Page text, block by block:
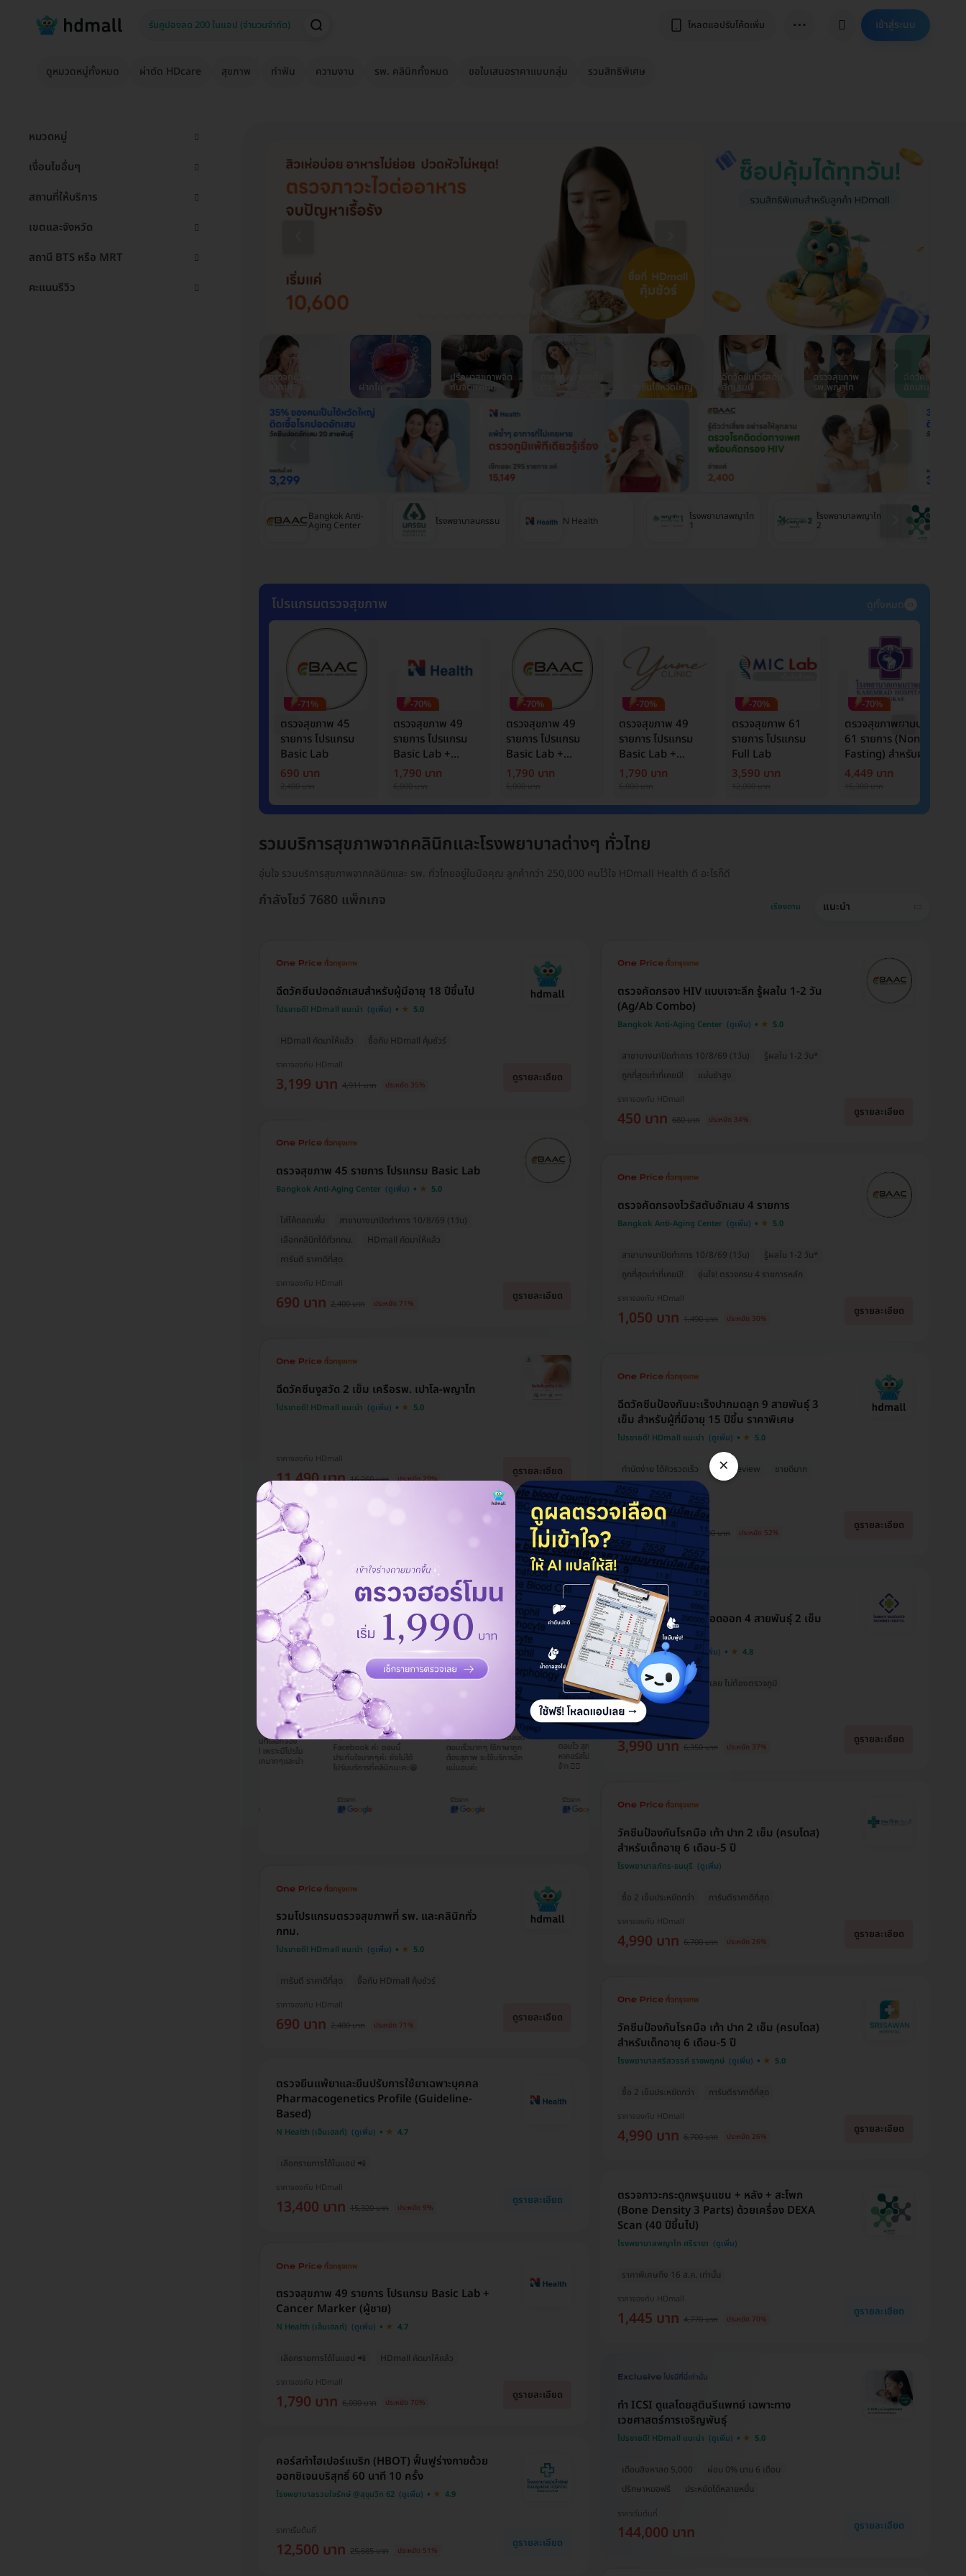
โหลดแอปรับโค้ดเพิ่ม ⋯ เข้าสู่ระบบ
ดูหมวดหมู่ทั้งหมด ผ่าตัด HDcare สุขภาพ ทำฟัน ความงาม รพ. คลินิกทั้งหมด ขอใบเสนอราคาแบบกลุ่ม รวมสิทธิพิเศษ
หมวดหมู่
เงื่อนไขอื่นๆ
สถานที่ให้บริการ
เขตและจังหวัด
สถานี BTS หรือ MRT
คะแนนรีวิว
ตรวจภูมิแพ้
อากาศ ฝากไข่
ปรึกษาสุขภาพจิต
กับจิตแพทย์
กายภาพบำบัดทั้ง
วัคซีนไข้หวัดใหญ่
ฉีดวัคซีนไวรัสตับ
อักเสบบี
ตรวจสุขภาพ
รพ.พญาไท
ฉีดวัคซีนปอด
อักเสบ
Bangkok Anti-
Aging Center โรงพยาบาลนครธน N Health โรงพยาบาลพญาไท
1
โรงพยาบาลพญาไท
2
โปรแกรมตรวจสุขภาพ ดูทั้งหมด
-71%
ตรวจสุขภาพ 45
รายการ โปรแกรม
Basic Lab
690 บาท
-70%
ตรวจสุขภาพ 49
รายการ โปรแกรม
Basic Lab +
Cancer Marker
1,790 บาท
-70%
ตรวจสุขภาพ 49
รายการ โปรแกรม
Basic Lab +
Cancer Marker
1,790 บาท
-70%
ตรวจสุขภาพ 49
รายการ โปรแกรม
Basic Lab +
Cancer Marker
1,790 บาท
-70%
ตรวจสุขภาพ 61
รายการ โปรแกรม
Full Lab
3,590 บาท
-70%
ตรวจสุขภาพยามบ่าย
61 รายการ (Non-
Fasting) สำหรับผู้
หญิงอายุ 15 ปีขึ้นไป
4,449 บาท
รวมบริการสุขภาพจากคลินิกและโรงพยาบาลต่างๆ ทั่วไทย
อุ่นใจ รวมบริการสุขภาพจากคลินิกและ รพ. ทั่วไทยอยู่ในมือคุณ ลูกค้ากว่า 250,000 คนไว้ใจ HDmall Health ดี อะไรก็ดี
เรียงตาม แนะนำ
กำลังโชว์ 7680 แพ็กเกจ
HDmall คัดมาให้แล้ว ซื้อกับ HDmall คุ้มชัวร์
ฉีดวัคซีนปอดอักเสบสำหรับผู้มีอายุ 18 ปีขึ้นไป
โปรขายดี! HDmall แนะนำ 5.0
ราคาจองกับ HDmall
3,199 บาท 4,911 บาท ประหยัด 35%
ดูรายละเอียด
ใส่โค้ดลดเพิ่ม
สาขาบางนาปิดทำการ 10/8/69 (1วัน)
เลือกคลินิกได้ทั่วกทม.
HDmall คัดมาให้แล้ว
การันตี ราคาดีที่สุด
ตรวจสุขภาพ 45 รายการ โปรแกรม Basic Lab
Bangkok Anti-Aging Center 5.0
ราคาจองกับ HDmall
690 บาท 2,400 บาท ประหยัด 71%
ดูรายละเอียด
ฉีดวัคซีนงูสวัด 2 เข็ม เครือรพ. เปาโล-พญาไท
โปรขายดี! HDmall แนะนำ 5.0
ราคาจองกับ HDmall
11,490 บาท 16,260 บาท ประหยัด 29%
ดูรายละเอียด
เทียบกับไปซื้อคอร์สที่คลินิก
โดยตรงและจากการดูรีวิว
เลยสนใจจะทำที่กังนัม
คลินิกค่ะ ส่วนที่เลือกจอง
กับ HDmall เพราะมีโปรโม
ชั่นดี ราคาโอเคมากๆและน่า
Phannatorn
มีโปรโมชั่นเยอะและราคาถู
กมากๆ เคยใช้ผลิตภัณฑ์ที่
คล้ายกันแต่เปลี่ยนมาซื้อกับ
HDmall เพราะซื้อได้ในราคา
ที่ต่ำกว่าเราซื้อเอง และรู้จัก
HDmall ผ่านทาง
Facebook ค่ะ ตอนนี้
ประทับใจมากๆค่ะ ยังไม่ได้
ไปรับบริการที่คลินิกนะคะ😁
มากค่ะ คอยติดตามตลอด
ตอบเร็วมากๆ ใช้ภาษาถูก
ต้องสุภาพ จะใช้บริการอีก
แน่นอนค่ะ
ติดตามเพจนี้มานาน ได้แต่
มองโปรโมชั่น แต่ยังไม่ได้
ลองซื้อ จนตอนนี้ ได้ซื้อโปร
ไป 2 รายการ ราคาดีมากๆ
ๆๆ เซฟค่าใช้จ่ายได้มาก 😀
ตอบไว สุภาพ มากๆ และจะ
หาคอร์สโปรโมชั่น อื่นๆ อีก
Natnicha
Phimnon
จองแพ็คเกจ แก้ไขและเสริม
จมูกค่ะ เห็นเพจจากการเสิร์
ชกูเกิล และสอบถามแอดมิน
ให้คำตอบดีมาก ทำให้หาย
กังวลใจไปได้เปราะหนึ่ง ราคา
ที่เราสามารถชำระได้โดยไม่ได้
เดือดร้อนมาก ถ้าได้ใช้
Usara Buds
ขอบคุณแอดมินนะคะ
แอดมินก็แอบเกรงใจเพราะ
ถามเยอะมากกว่าจะตัดสินใจ
อย่างดีเยี่ยมเลยค่ะ เเอดมิน
การันตี ราคาดีที่สุด ซื้อกับ HDmall คุ้มชัวร์
รวมโปรแกรมตรวจสุขภาพที่ รพ. และคลินิกทั่ว
กทม.
โปรขายดี! HDmall แนะนำ 5.0
ราคาจองกับ HDmall
690 บาท 2,400 บาท ประหยัด 71%
ดูรายละเอียด
เลือกรายการได้ในแอป 📲
ตรวจยีนแพ้ยาและยีนปรับการใช้ยาเฉพาะบุคคล
Pharmacogenetics Profile (Guideline-
Based)
N Health (เอ็นเฮลท์) 4.7
ราคาจองกับ HDmall
13,400 บาท 15,320 บาท ประหยัด 9%
ดูรายละเอียด
เลือกรายการได้ในแอป 📲 HDmall คัดมาให้แล้ว
ตรวจสุขภาพ 49 รายการ โปรแกรม Basic Lab +
Cancer Marker (ผู้ชาย)
N Health (เอ็นเฮลท์) 4.7
ราคาจองกับ HDmall
1,790 บาท 6,000 บาท ประหยัด 70%
ดูรายละเอียด
คอร์สทำไฮเปอร์แบริก (HBOT) ฟื้นฟูร่างกายด้วย
ออกซิเจนบริสุทธิ์ 60 นาที 10 ครั้ง
โรงพยาบาลรวมใจรักษ์ @สุขุมวิท 62 4.9
ราคาเริ่มต้นที่
12,500 บาท 25,685 บาท ประหยัด 51%
ดูรายละเอียด
สาขาบางนาปิดทำการ 10/8/69 (1วัน)
รู้ผลใน 1-2 วัน*
ถูกที่สุดเท่าที่เคยมี!
แม่นยำสูง
ตรวจคัดกรอง HIV แบบเจาะลึก รู้ผลใน 1-2 วัน
(Ag/Ab Combo)
Bangkok Anti-Aging Center 5.0
ราคาจองกับ HDmall
450 บาท 680 บาท ประหยัด 34%
ดูรายละเอียด
สาขาบางนาปิดทำการ 10/8/69 (1วัน)
รู้ผลใน 1-2 วัน*
ถูกที่สุดเท่าที่เคยมี!
อุ่นใจ! ตรวจครบ 4 รายการหลัก
ตรวจคัดกรองไวรัสตับอักเสบ 4 รายการ
Bangkok Anti-Aging Center 5.0
ราคาจองกับ HDmall
1,050 บาท 1,490 บาท ประหยัด 30%
ดูรายละเอียด
ทำนัดง่าย ได้คิวรวดเร็ว มี HDreview
ขายดีมาก
ถูกที่สุดในเว็บ
ฉีดวัคซีนป้องกันมะเร็งปากมดลูก 9 สายพันธุ์ 3
เข็ม สำหรับผู้ที่มีอายุ 15 ปีขึ้น ราคาพิเศษ
โปรขายดี! HDmall แนะนำ 5.0
ราคาจองกับ HDmall
14,890 บาท 31,000 บาท ประหยัด 52%
ดูรายละเอียด
เคยเป็นแล้วก็ฉีดได้
ฉีดเลย ไม่ต้องตรวจภูมิ
ภูมิคุ้มกันอยู่ได้ 5+ ปี
ฉีดวัคซีนป้องกันไข้เลือดออก 4 สายพันธุ์ 2 เข็ม
ครบโดส (15-60 ปี)
โรงพยาบาลนวมินทร์ 9 4.8
ราคาจองกับ HDmall
3,990 บาท 6,350 บาท ประหยัด 37%
ดูรายละเอียด
ซื้อ 2 เข็มประหยัดกว่า การันตีราคาดีที่สุด
วัคซีนป้องกันโรคมือ เท้า ปาก 2 เข็ม (ครบโดส)
สำหรับเด็กอายุ 6 เดือน-5 ปี
โรงพยาบาลภัทร-ธนบุรี
ราคาจองกับ HDmall
4,990 บาท 6,700 บาท ประหยัด 26%
ดูรายละเอียด
ซื้อ 2 เข็มประหยัดกว่า การันตีราคาดีที่สุด
วัคซีนป้องกันโรคมือ เท้า ปาก 2 เข็ม (ครบโดส)
สำหรับเด็กอายุ 6 เดือน-5 ปี
โรงพยาบาลศรีสวรรค์ ราชพฤกษ์ 5.0
ราคาจองกับ HDmall
4,990 บาท 6,700 บาท ประหยัด 26%
ดูรายละเอียด
ราคาพิเศษถึง 16 ส.ค. เท่านั้น
ตรวจภาวะกระดูกพรุนแขน + หลัง + สะโพก
(Bone Density 3 Parts) ด้วยเครื่อง DEXA
Scan (40 ปีขึ้นไป)
โรงพยาบาลพญาไท ศรีราชา
ราคาจองกับ HDmall
1,445 บาท 4,770 บาท ประหยัด 70%
ดูรายละเอียด
เดือนสิงหาลด 5,000
ผ่อน 0% นาน 6 เดือน
ปรึกษาหมอฟรี
ประหยัดได้หลายหมื่น
ทำ ICSI ดูแลโดยสูตินรีแพทย์ เฉพาะทาง
เวชศาสตร์การเจริญพันธ์ุ
โปรขายดี! HDmall แนะนำ 5.0
ราคาเริ่มต้นที่
144,000 บาท ดูรายละเอียด
×